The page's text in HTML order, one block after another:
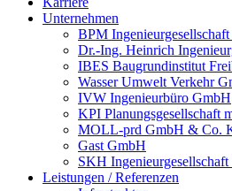
Unternehmen
BPM
Dr.-Ing. Heinrich
IBES Baugrundinstitut
Wasser Umwelt Verkehr
IVW Ingenieurbüro GmbH
KPI Planungsgesellschaft
MOLL-prd GmbH & Co.
Gast GmbH
SKH Ingenieurgesellschaft
Leistungen / Referenzen